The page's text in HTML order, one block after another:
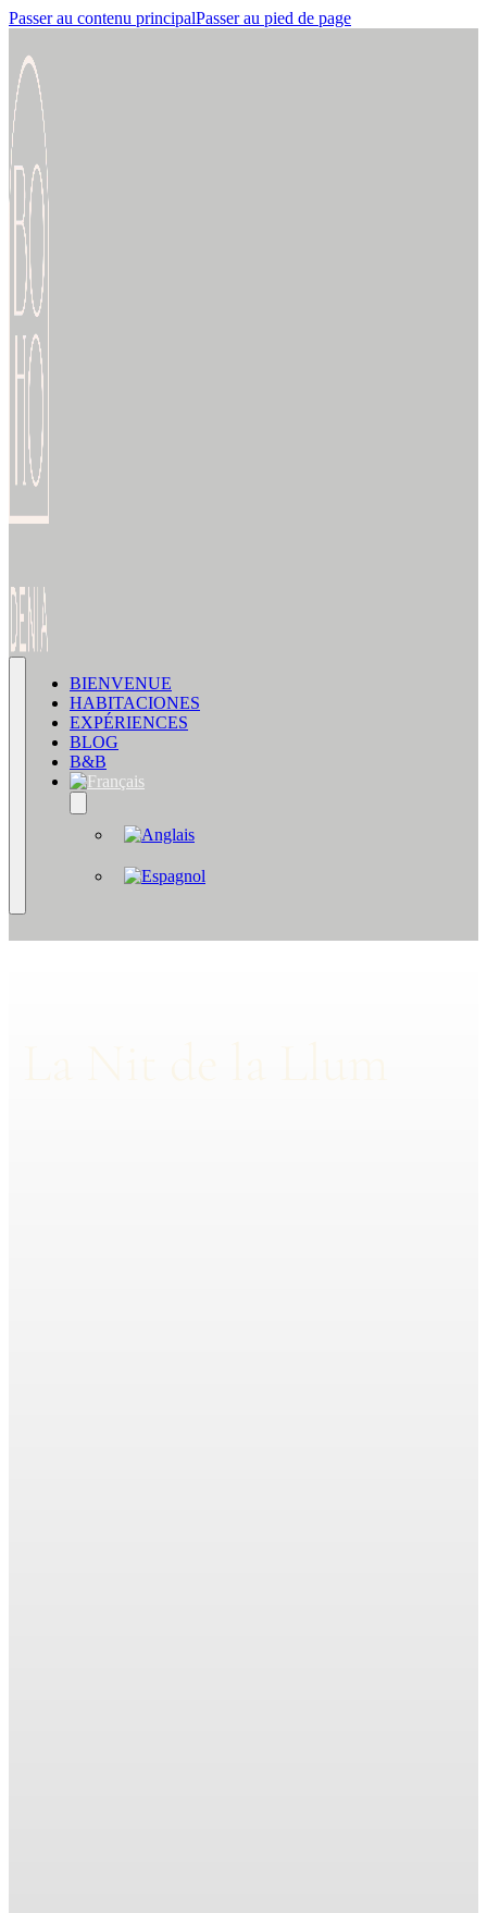
Passer au contenu principalPasser au pied de page
BIENVENUE
HABITACIONES
EXPÉRIENCES
BLOG
B&B